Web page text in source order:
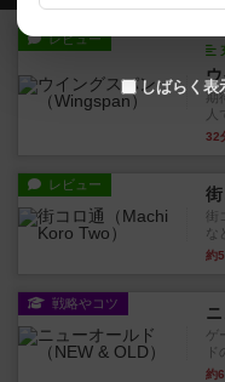
レビュー
期
人
32
レビュー
街
な
約
戦略やコツ
ゲ
ド
約
しばらく表